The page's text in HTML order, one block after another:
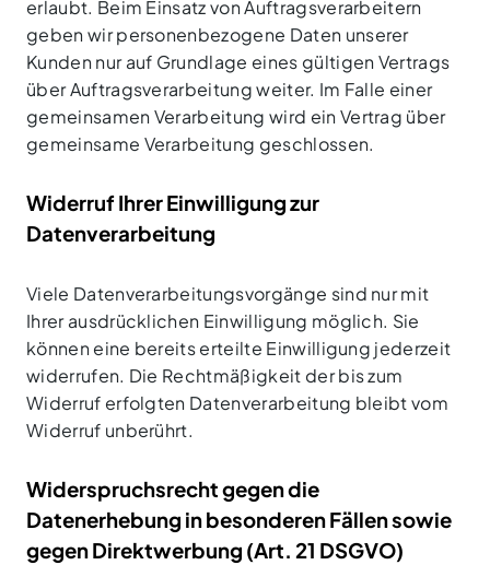
erlaubt. Beim Einsatz von Auftragsverarbeitern
geben wir personenbezogene Daten unserer
Kunden nur auf Grundlage eines gültigen Vertrags
über Auftragsverarbeitung weiter. Im Falle einer
gemeinsamen Verarbeitung wird ein Vertrag über
gemeinsame Verarbeitung geschlossen.
Widerruf Ihrer Einwilligung zur
Datenverarbeitung
Viele Datenverarbeitungsvorgänge sind nur mit
Ihrer ausdrücklichen Einwilligung möglich. Sie
können eine bereits erteilte Einwilligung jederzeit
widerrufen. Die Rechtmäßigkeit der bis zum
Widerruf erfolgten Datenverarbeitung bleibt vom
Widerruf unberührt.
Widerspruchsrecht gegen die
Datenerhebung in besonderen Fällen sowie
gegen Direktwerbung (Art. 21 DSGVO)